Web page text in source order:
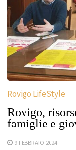
Rovigo LifeStyle
Rovigo,
famiglie e
9 FEBBRAIO 2024